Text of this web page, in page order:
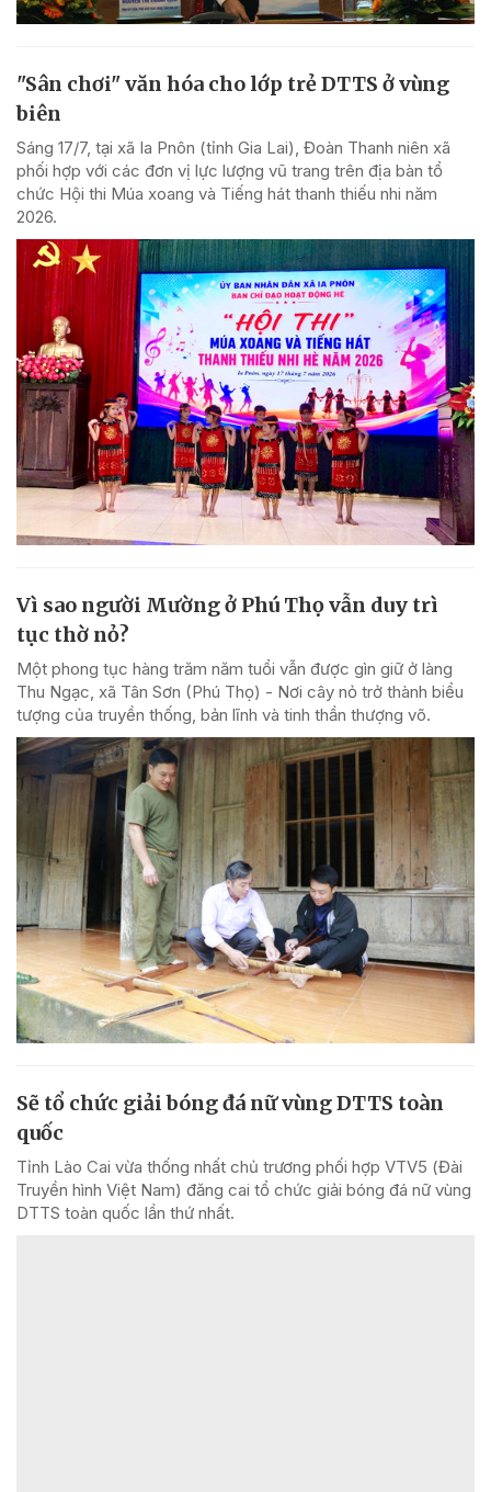
"Sân chơi" văn hóa cho lớp trẻ DTTS ở vùng
biên
Sáng 17/7, tại xã Ia Pnôn (tỉnh Gia Lai), Đoàn Thanh niên xã
phối hợp với các đơn vị lực lượng vũ trang trên địa bàn tổ
chức Hội thi Múa xoang và Tiếng hát thanh thiếu nhi năm
2026.
Vì sao người Mường ở Phú Thọ vẫn duy trì
tục thờ nỏ?
Một phong tục hàng trăm năm tuổi vẫn được gìn giữ ở làng
Thu Ngạc, xã Tân Sơn (Phú Thọ) - Nơi cây nỏ trở thành biểu
tượng của truyền thống, bản lĩnh và tinh thần thượng võ.
Sẽ tổ chức giải bóng đá nữ vùng DTTS toàn
quốc
Tỉnh Lào Cai vừa thống nhất chủ trương phối hợp VTV5 (Đài
Truyền hình Việt Nam) đăng cai tổ chức giải bóng đá nữ vùng
DTTS toàn quốc lần thứ nhất.